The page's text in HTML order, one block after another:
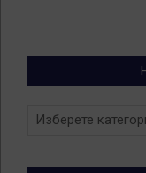
Новини